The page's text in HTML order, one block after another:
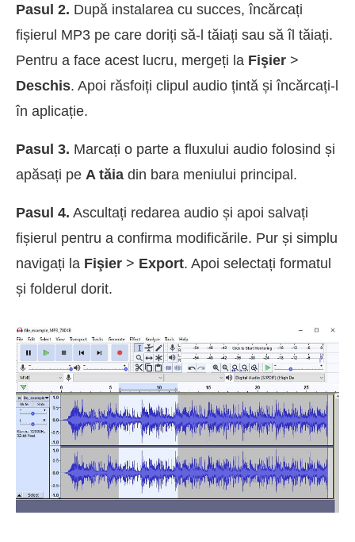
Pasul 2. După instalarea cu succes, încărcați
fișierul MP3 pe care doriți să-l tăiați sau să îl tăiați.
Pentru a face acest lucru, mergeți la Fişier >
Deschis. Apoi răsfoiți clipul audio țintă și încărcați-l
în aplicație.
Pasul 3. Marcați o parte a fluxului audio folosind și
apăsați pe A tăia din bara meniului principal.
Pasul 4. Ascultați redarea audio și apoi salvați
fișierul pentru a confirma modificările. Pur și simplu
navigați la Fişier > Export. Apoi selectați formatul
și folderul dorit.